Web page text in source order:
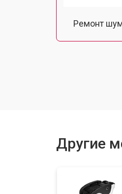
Ремонт
Другие